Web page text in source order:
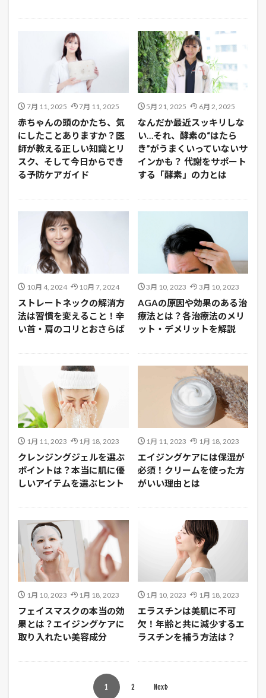
7月 11, 2025 7月 11, 2025
赤ちゃんの頭のかたち、気
にしたことありますか？医
師が教える正しい知識とリ
スク、そして今日からでき
る予防ケアガイド
5月 21, 2025 6月 2, 2025
なんだか最近スッキリしな
い…それ、酵素の“はたら
き”がうまくいっていないサ
インかも？ 代謝をサポート
する「酵素」の力とは
10月 4, 2024 10月 7, 2024
ストレートネックの解消方
法は習慣を変えること！辛
い首・肩のコリとおさらば
3月 10, 2023 3月 10, 2023
AGAの原因や効果のある治
療法とは？各治療法のメリ
ット・デメリットを解説
1月 11, 2023 1月 18, 2023
クレンジングジェルを選ぶ
ポイントは？本当に肌に優
しいアイテムを選ぶヒント
1月 11, 2023 1月 18, 2023
エイジングケアには保湿が
必須！クリームを使った方
がいい理由とは
1月 10, 2023 1月 18, 2023
フェイスマスクの本当の効
果とは？エイジングケアに
取り入れたい美容成分
1月 10, 2023 1月 18, 2023
エラスチンは美肌に不可
欠！年齢と共に減少するエ
ラスチンを補う方法は？
1 2 Next